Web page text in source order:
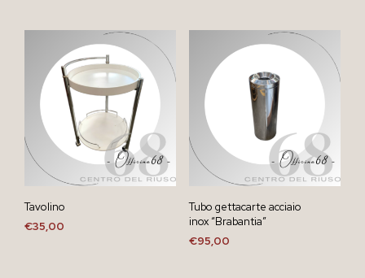
Tavolino
€35,00
Tubo gettacarte acciaio
inox “Brabantia”
€95,00